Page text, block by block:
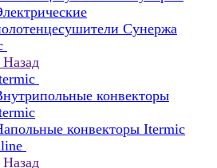
Сунержа
Назад
конвекторы
конвекторы Itermic
Назад